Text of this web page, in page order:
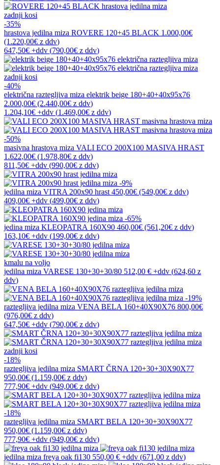
zadnji kosi
-35%
hrastova jedilna miza ROVERE 120+45 BLACK 1.000,00€
(1.220,00€ z ddv)
647,50€ +ddv (790,00€ z ddv)
zadnji kosi
-40%
električna raztegljiva miza elektrik beige 180+40+40x95x76
2.000,00€ (2.440,00€ z ddv)
1.204,10€ +ddv (1.469,00€ z ddv)
-50%
masivna hrastova miza VALI ECO 200X100 MASIVA HRAST
1.622,00€ (1.978,80€ z ddv)
811,50€ +ddv (990,00€ z ddv)
-9%
jedilna miza VITRA 200x90 hrast 450,00€ (549,00€ z ddv)
409,00€ +ddv (499,00€ z ddv)
-65%
jedina miza KLEOPATRA 160X90 460,00€ (561,20€ z ddv)
163,10€ +ddv (199,00€ z ddv)
kmalu na voljo
jedilna miza VARESE 130+30+30/80 512,00 € +ddv (624,60 z
ddv)
-19%
raztegljiva jedilna miza VENA BELA 160+40X90X76 800,00€
(976,00€ z ddv)
647,50€ +ddv (790,00€ z ddv)
zadnji kosi
-18%
raztegljiva jedilna miza SMART ČRNA 120+30+30X90X77
950,00€ (1.159,00€ z ddv)
777,90€ +ddv (949,00€ z ddv)
-18%
raztegljiva jedilna miza SMART BELA 120+30+30X90X77
950,00€ (1.159,00€ z ddv)
777,90€ +ddv (949,00€ z ddv)
jedilna miza freya oak fi130 550,00 € +ddv (671,00 z ddv)